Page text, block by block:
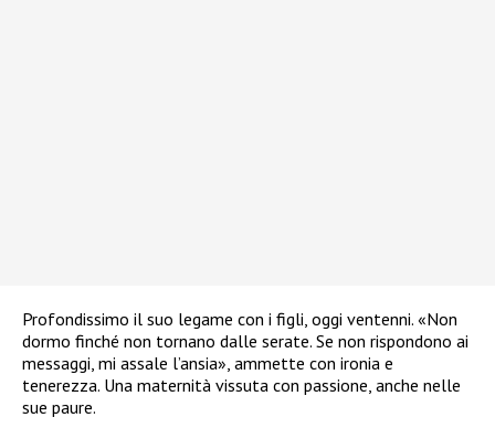
Profondissimo il suo legame con i figli, oggi ventenni. «Non
dormo finché non tornano dalle serate. Se non rispondono ai
messaggi, mi assale l’ansia», ammette con ironia e
tenerezza. Una maternità vissuta con passione, anche nelle
sue paure.